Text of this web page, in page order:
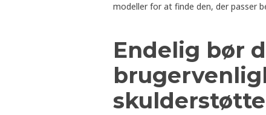
modeller for at finde den, der passer
Endelig bør